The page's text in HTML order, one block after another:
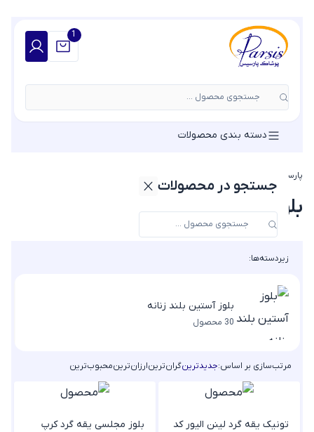
جستجوی محصول ...
جستجو در محصولات
1
دسته بندی محصولات
پارسیس مد
بلوز زنانه
زیردسته‌ها:
بلوز آستین بلند زنانه
30 محصول
مرتب‌سازی بر اساس:جدیدترینگران‌ترینارزان‌ترینمحبوب‌ترین
تونیک یقه گرد لینن الیور کد
بلوز مجلسی یقه گرد کرپ